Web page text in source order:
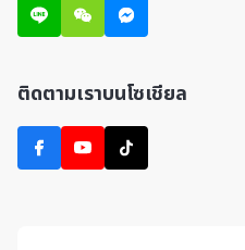
ติดตามเราบนโซเชียล